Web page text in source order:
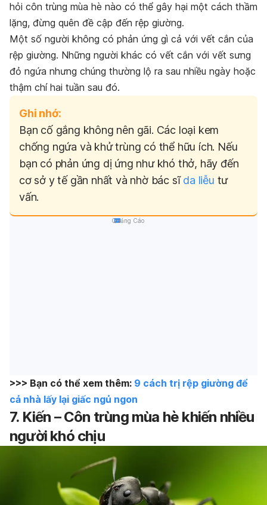
hỏi côn trùng mùa hè nào có thể gây hại một cách thầm
lặng, đừng quên đề cập đến rệp giường.
Một số người không có phản ứng gì cả với vết cắn của
rệp giường. Những người khác có vết cắn với vết sưng
đỏ ngứa nhưng chúng thường lộ ra sau nhiều ngày hoặc
thậm chí hai tuần sau đó.
Ghi nhớ:
Bạn cố gắng không nên gãi. Các loại kem
chống ngứa và khử trùng có thể hữu ích. Nếu
bạn có phản ứng dị ứng như khó thở, hãy đến
cơ sở y tế gần nhất và nhờ bác sĩda liễu tư
vấn.
Quảng Cáo
>>> Bạn có thể xem thêm: 9 cách trị rệp giường để
cả nhà lấy lại giấc ngủ ngon
7. Kiến – Côn trùng mùa hè khiến nhiều
người khó chịu